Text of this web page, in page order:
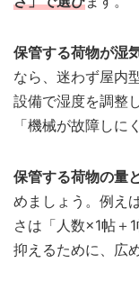
保管する荷物が湿
なら、迷わず屋内
設備で湿度を調整
「機械が故障しに
保管する荷物の量
めましょう。例え
さは「人数×1帖＋
抑えるために、広